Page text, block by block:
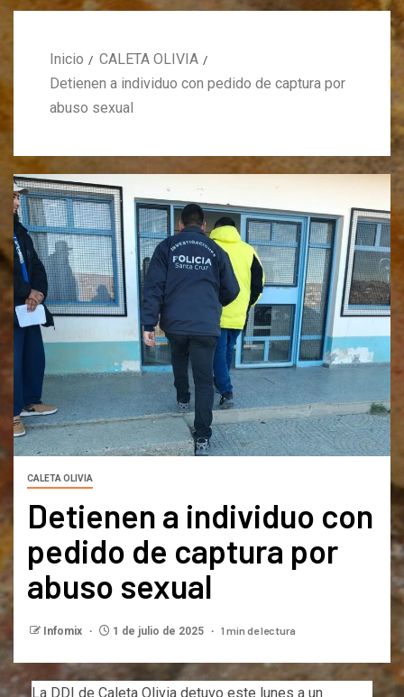
Inicio
CALETA OLIVIA
Detienen a individuo con pedido de captura por
abuso sexual
CALETA OLIVIA
Detienen a individuo con
pedido de captura por
abuso sexual
Infomix 1 de julio de 2025 1 min de lectura
La DDI de Caleta Olivia detuvo este lunes a un